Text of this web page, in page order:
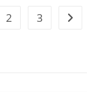
2 3 Go to